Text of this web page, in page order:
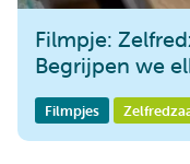
Filmpje:
Begrijpen we
Filmpjes